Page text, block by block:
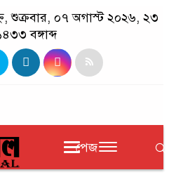
শুক্রবার, ০৭ অগাস্ট ২০২৬, ২৩
বঙ্গাব্দ
পেজ